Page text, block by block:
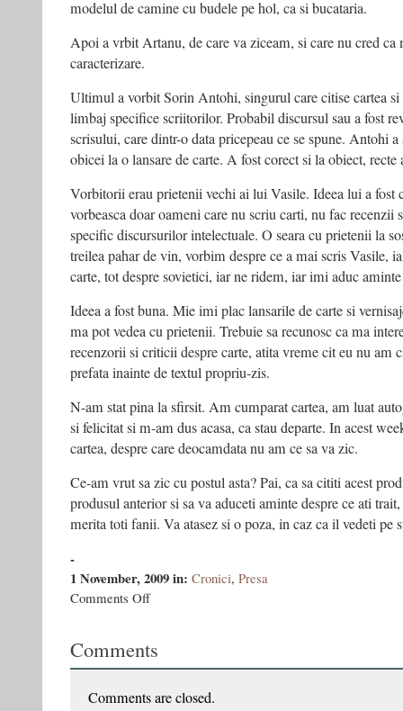
modelul de camine cu budele pe hol, ca si bucataria.
Apoi a vrbit Artanu, de care va ziceam, si care nu cred ca
caracterizare.
Ultimul a vorbit Sorin Antohi, singurul care citise cartea si
limbaj specifice scriitorilor. Probabil discursul sau a fost
scrisului, care dintr-o data pricepeau ce se spune. Antohi a
obicei la o lansare de carte. A fost corect si la obiect, recte
Vorbitorii erau prietenii vechi ai lui Vasile. Ideea lui a fost
vorbeasca doar oameni care nu scriu carti, nu fac recenzii
specific discursurilor intelectuale. O seara cu prietenii la
treilea pahar de vin, vorbim despre ce a mai scris Vasile,
carte, tot despre sovietici, iar ne ridem, iar imi aduc
Ideea a fost buna. Mie imi plac lansarile de carte si
ma pot vedea cu prietenii. Trebuie sa recunosc ca ma
recenzorii si criticii despre carte, atita vreme cit eu nu am
prefata inainte de textul propriu-zis.
N-am stat pina la sfirsit. Am cumparat cartea, am luat
si felicitat si m-am dus acasa, ca stau departe. In acest
cartea, despre care deocamdata nu am ce sa va zic.
Ce-am vrut sa zic cu postul asta? Pai, ca sa cititi acest
produsul anterior si sa va aduceti aminte despre ce ati
merita toti fanii. Va atasez si o poza, in caz ca il vedeti pe
-
1 November, 2009in: Cronici, Presa
Comments Offon
meţereu
Comments
Comments are closed.